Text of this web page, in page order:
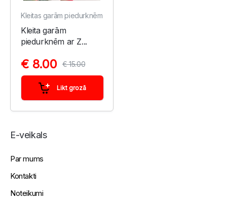
Kleitas garām piedurknēm
Kleita garām
piedurknēm ar Z...
€ 8.00 € 15.00
Likt grozā
E-veikals
Par mums
Kontakti
Noteikumi